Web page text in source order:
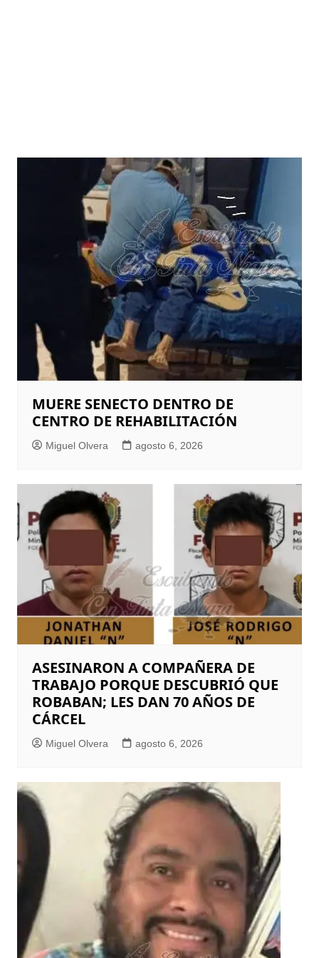
MUERE SENECTO DENTRO DE
CENTRO DE REHABILITACIÓN
Miguel Olvera agosto 6, 2026
ASESINARON A COMPAÑERA DE
TRABAJO PORQUE DESCUBRIÓ QUE
ROBABAN; LES DAN 70 AÑOS DE
CÁRCEL
Miguel Olvera agosto 6, 2026